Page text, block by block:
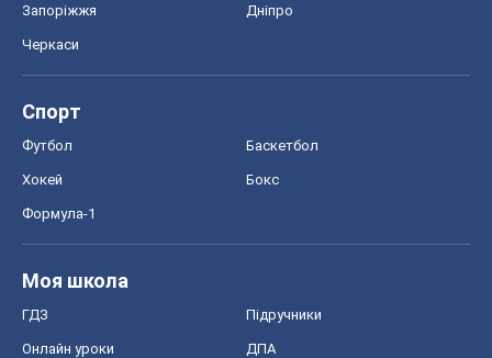
Запоріжжя Дніпро
Черкаси
Спорт
Футбол Баскетбол
Хокей Бокс
Формула-1
Моя школа
ГДЗ Підручники
Онлайн уроки ДПА